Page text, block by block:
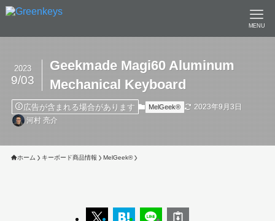
MENU
Geekmade Magi60 Aluminum
Mechanical Keyboard
2023
9/03
広告が含まれる場合があります MelGeek®︎
2023年9月3日
河村 亮介
ホーム キーボード商品情報 MelGeek®︎